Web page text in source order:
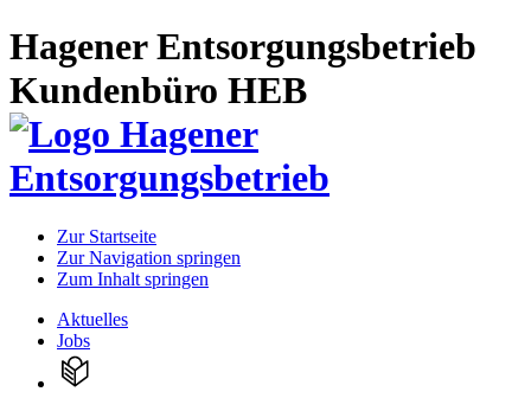
Hagener Entsorgungsbetrieb
Kundenbüro HEB
Zur Startseite
Zur Navigation springen
Zum Inhalt springen
Aktuelles
Jobs